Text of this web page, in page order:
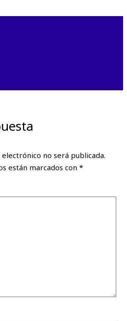
no será publicada.
están marcados con *